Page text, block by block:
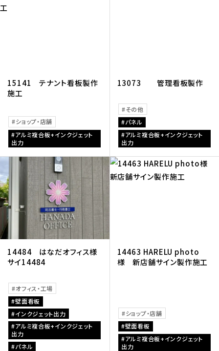
15141 テナント看板製作
施工
ショップ・店舗
アルミ複合板+インクジェット
出力
13073 管理看板製作
その他
パネル
アルミ複合板+インクジェット
出力
14484 はなだオフィス様
サイ14484
オフィス・工場
壁面看板
インクジェット出力
アルミ複合板+インクジェット
出力
パネル
14463 HARELU photo
様 新店舗サイン製作施工
ショップ・店舗
壁面看板
アルミ複合板+インクジェット
出力